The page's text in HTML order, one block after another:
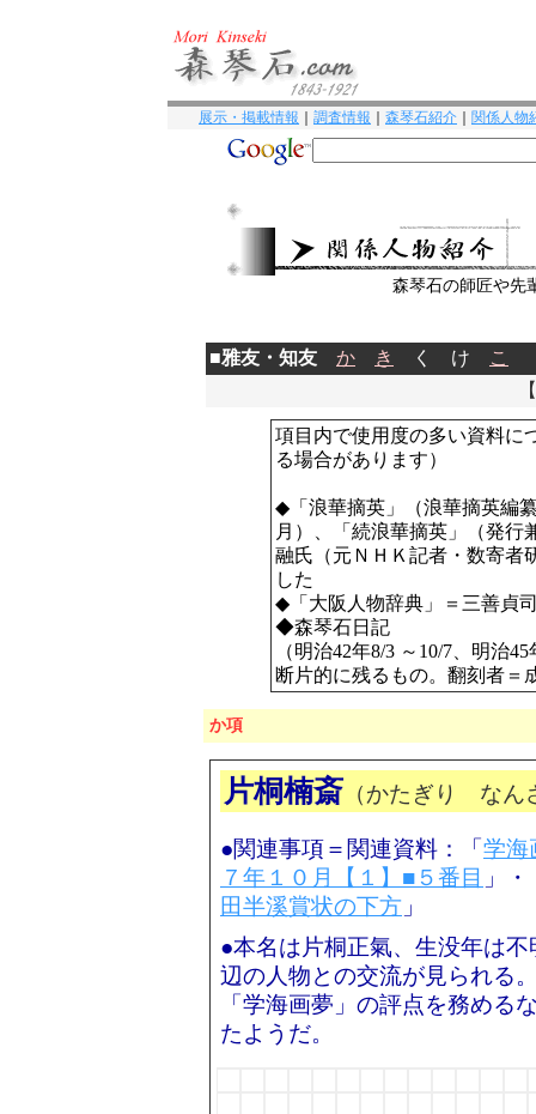
展示・掲載情報 調査情報 森琴石紹介 関係人物
森琴石の師匠や先
■雅友・知友 か き く け
こ
項目内で使用度の多い資料に
る場合があります）
◆「浪華摘英」（浪華摘英編
月）、「続浪華摘英」（発行
融氏（元ＮＨＫ記者・数寄者
した
◆「大阪人物辞典」＝三善貞
◆森琴石日記
（明治42年8/3 ～10/7、明治
断片的に残るもの。翻刻者＝
か項
片桐楠斎 （かたぎり なん
●関連事項＝関連資料：「 学海
７年１０月【１】■５番目 」・
田半溪賞状の下方 」
●本名は片桐正氣、生没年は不
辺の人物との交流が見られる
「学海画夢」の評点を務める
たようだ。